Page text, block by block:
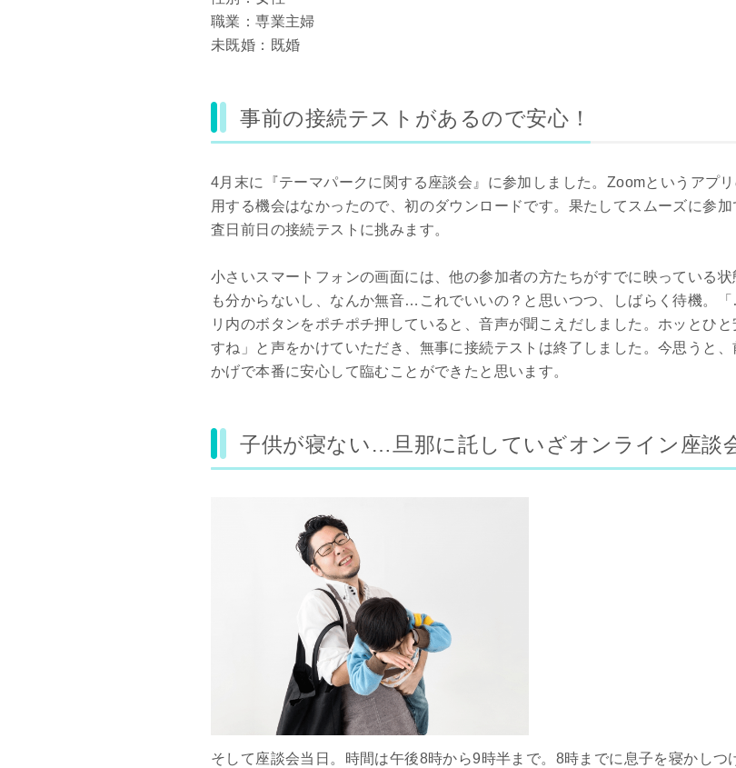
職業：専業主婦
未既婚：既婚
事前の接続テストがあるので安心！
4月末に『テーマパークに関する座談会』に参加しました。Zoomというアプ
用する機会はなかったので、初のダウンロードです。果たしてスムーズに参
査日前日の接続テストに挑みます。
小さいスマートフォンの画面には、他の参加者の方たちがすでに映っている
も分からないし、なんか無音…これでいいの？と思いつつ、しばらく待機。
リ内のボタンをポチポチ押していると、音声が聞こえだしました。ホッとひ
すね」と声をかけていただき、無事に接続テストは終了しました。今思うと
かげで本番に安心して臨むことができたと思います。
子供が寝ない…旦那に託していざオンライン座談
そして座談会当日。時間は午後8時から9時半まで。8時までに息子を寝かしつ